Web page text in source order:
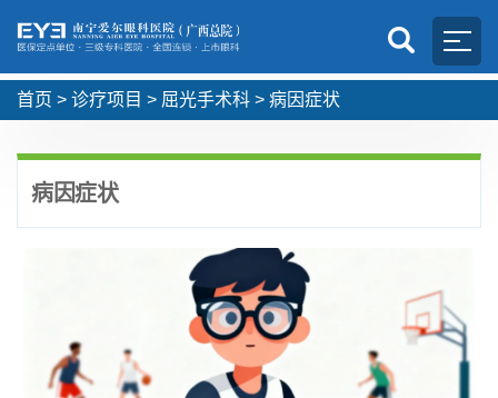
首页 > 诊疗项目 > 屈光手术科 > 病因症状
病因症状